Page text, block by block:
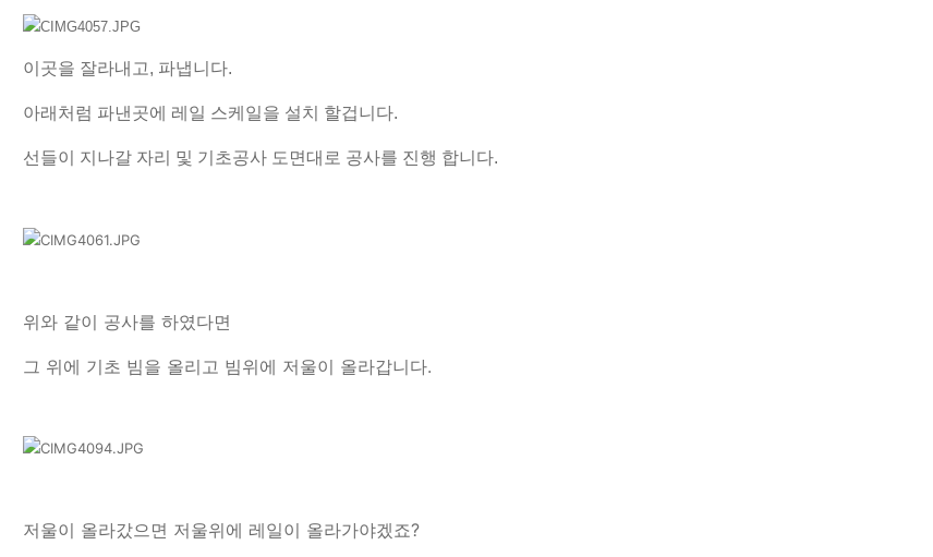
이곳을 잘라내고, 파냅니다.
아래처럼 파낸곳에 레일 스케일을 설치 할겁니다.
선들이 지나갈 자리 및 기초공사 도면대로 공사를 진행 합니다.
위와 같이 공사를 하였다면
그 위에 기초 빔을 올리고 빔위에 저울이 올라갑니다.
저울이 올라갔으면 저울위에 레일이 올라가야겠죠?